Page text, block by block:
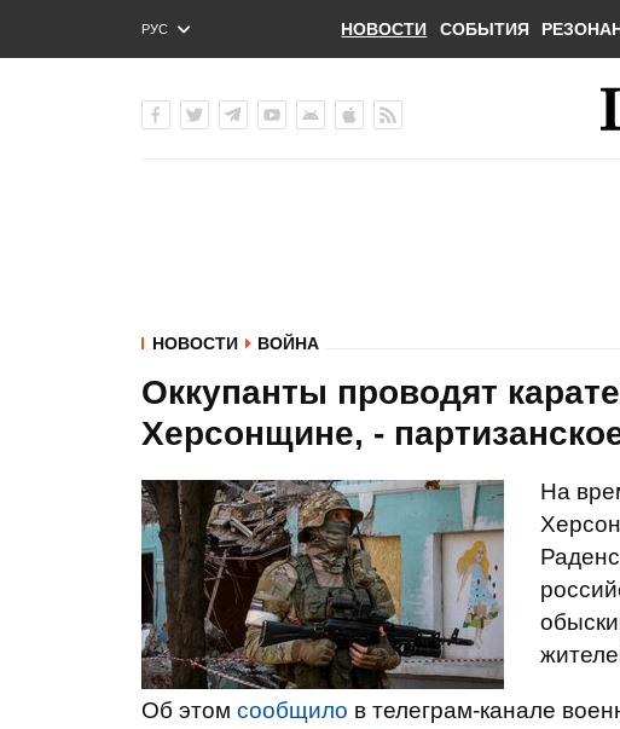
РУС
ENG
НОВОСТИ СОБЫТИЯ
НОВОСТИ ВОЙНА
Оккупанты проводят
Херсонщине, -
На
Об этом сообщило в телеграм-канале